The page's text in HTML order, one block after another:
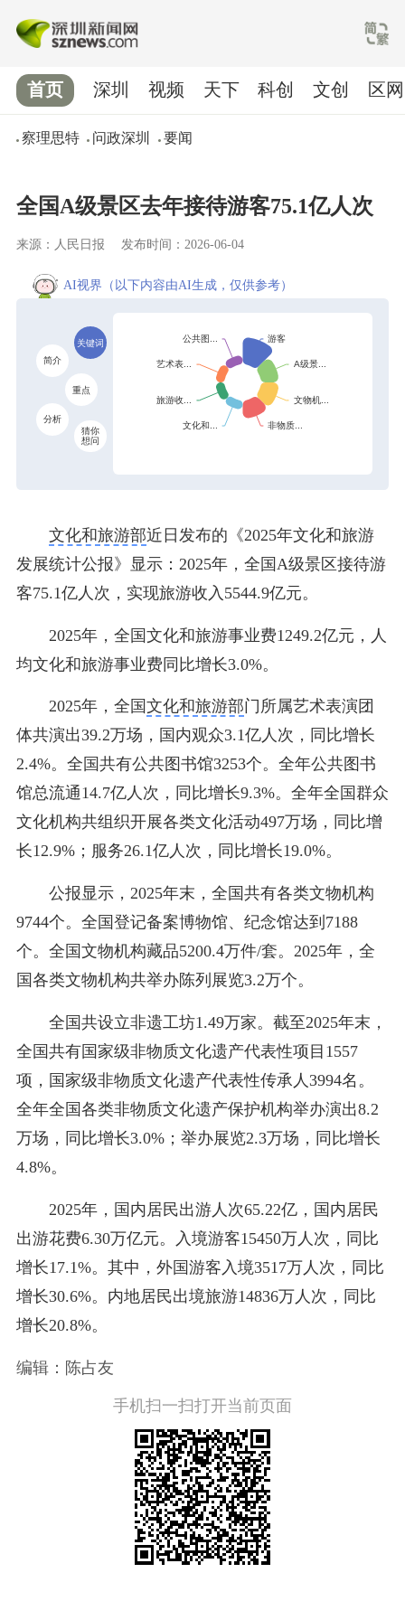
首页
察理思特 问政深圳 要闻
深圳 视频 天下 科创 文创 区网
全国A级景区去年接待游客75.1亿人次
来源：人民日报 发布时间：2026-06-04
AI视界 （以下内容由AI生成，仅供参考）
关键词
简介
重点
分析
猜你
想问
文化和旅游部近日发布的《2025年文化和旅游
发展统计公报》显示：2025年，全国A级景区接待游
客75.1亿人次，实现旅游收入5544.9亿元。
2025年，全国文化和旅游事业费1249.2亿元，人
均文化和旅游事业费同比增长3.0%。
2025年，全国文化和旅游部门所属艺术表演团
体共演出39.2万场，国内观众3.1亿人次，同比增长
2.4%。全国共有公共图书馆3253个。全年公共图书
馆总流通14.7亿人次，同比增长9.3%。全年全国群众
文化机构共组织开展各类文化活动497万场，同比增
长12.9%；服务26.1亿人次，同比增长19.0%。
公报显示，2025年末，全国共有各类文物机构
9744个。全国登记备案博物馆、纪念馆达到7188
个。全国文物机构藏品5200.4万件/套。2025年，全
国各类文物机构共举办陈列展览3.2万个。
全国共设立非遗工坊1.49万家。截至2025年末，
全国共有国家级非物质文化遗产代表性项目1557
项，国家级非物质文化遗产代表性传承人3994名。
全年全国各类非物质文化遗产保护机构举办演出8.2
万场，同比增长3.0%；举办展览2.3万场，同比增长
4.8%。
2025年，国内居民出游人次65.22亿，国内居民
出游花费6.30万亿元。入境游客15450万人次，同比
增长17.1%。其中，外国游客入境3517万人次，同比
增长30.6%。内地居民出境旅游14836万人次，同比
增长20.8%。
编辑：陈占友
手机扫一扫打开当前页面